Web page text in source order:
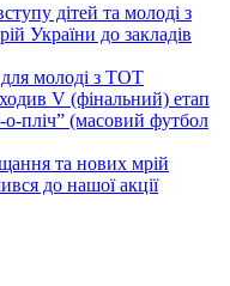
дітей та молоді з
України до закладів
для молоді з ТОТ
V (фінальний) етап
о-пліч” (масовий футбол
та нових мрій
до нашої акції